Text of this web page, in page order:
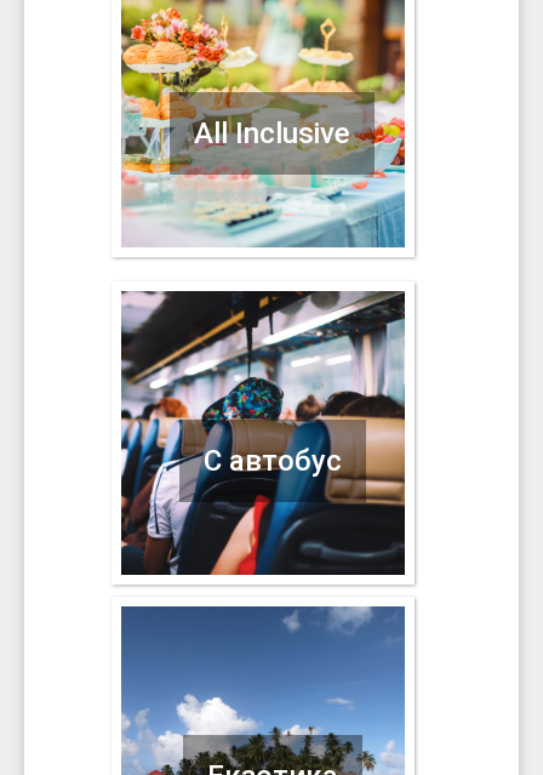
All Inclusive
С автобус